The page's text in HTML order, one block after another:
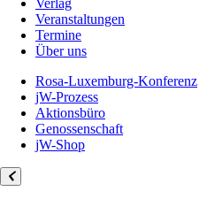
Verlag
Veranstaltungen
Termine
Über uns
Rosa-Luxemburg-Konferenz
jW-Prozess
Aktionsbüro
Genossenschaft
jW-Shop